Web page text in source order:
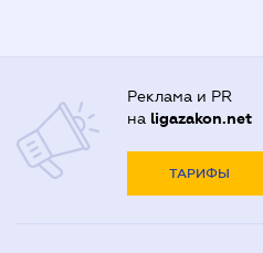
Реклама и PR
на ligazakon.net
ТАРИФЫ